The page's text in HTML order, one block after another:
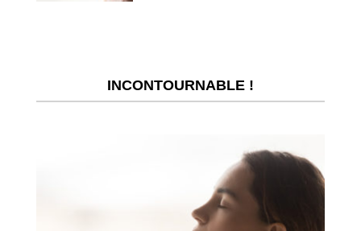
INCONTOURNABLE !